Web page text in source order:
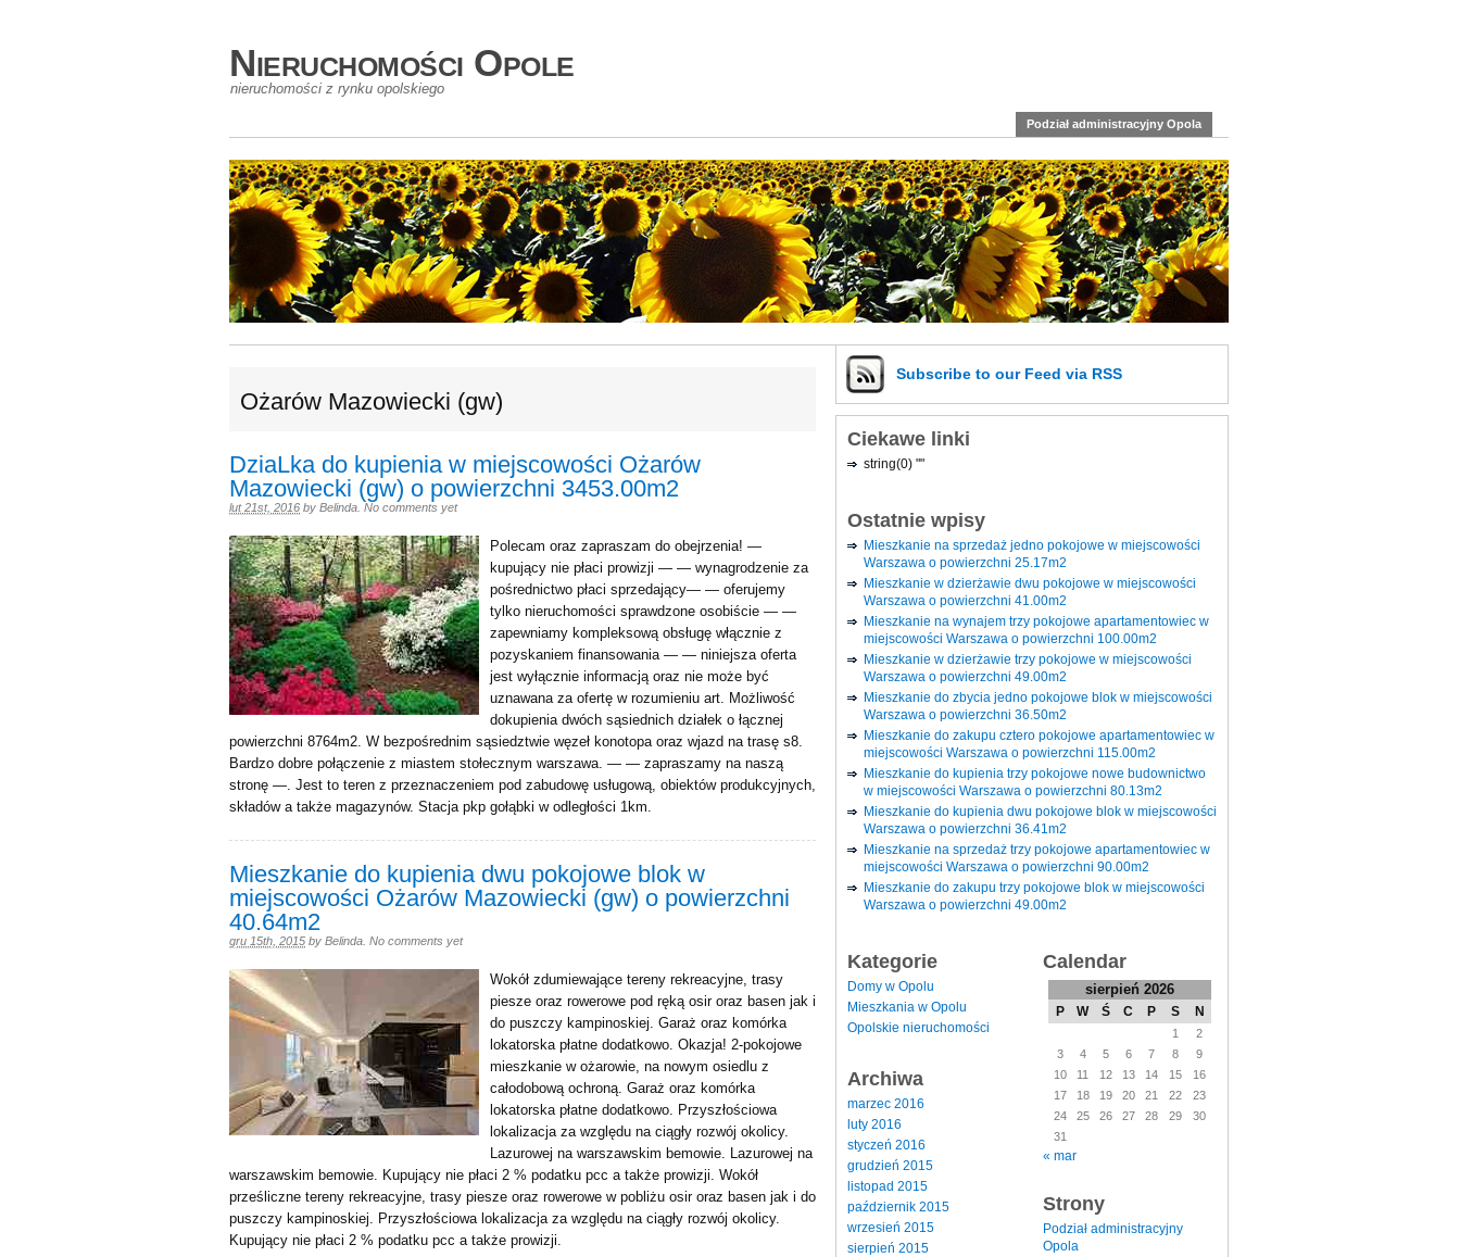
Nieruchomości Opole
nieruchomości z rynku opolskiego
Podział administracyjny Opola
Ożarów Mazowiecki (gw)
DziaLka do kupienia w miejscowości Ożarów
Mazowiecki (gw) o powierzchni 3453.00m2
lut 21st, 2016 by Belinda No comments yet
Polecam oraz zapraszam do obejrzenia! —
kupujący nie płaci prowizji — — wynagrodzenie za
pośrednictwo płaci sprzedający— — oferujemy
tylko nieruchomości sprawdzone osobiście — —
zapewniamy kompleksową obsługę włącznie z
pozyskaniem finansowania — — niniejsza oferta
jest wyłącznie informacją oraz nie może być
uznawana za ofertę w rozumieniu art. Możliwość
dokupienia dwóch sąsiednich działek o łącznej
powierzchni 8764m2. W bezpośrednim sąsiedztwie węzeł konotopa oraz wjazd na trasę s8.
Bardzo dobre połączenie z miastem stołecznym warszawa. — — zapraszamy na naszą
stronę —. Jest to teren z przeznaczeniem pod zabudowę usługową, obiektów produkcyjnych,
składów a także magazynów. Stacja pkp gołąbki w odległości 1km.
Mieszkanie do kupienia dwu pokojowe blok w
miejscowości Ożarów Mazowiecki (gw) o powierzchni
40.64m2
gru 15th, 2015 by Belinda No comments yet
Wokół zdumiewające tereny rekreacyjne, trasy
piesze oraz rowerowe pod ręką osir oraz basen jak i
do puszczy kampinoskiej. Garaż oraz komórka
lokatorska płatne dodatkowo. Okazja! 2-pokojowe
mieszkanie w ożarowie, na nowym osiedlu z
całodobową ochroną. Garaż oraz komórka
lokatorska płatne dodatkowo. Przyszłościowa
lokalizacja za względu na ciągły rozwój okolicy.
Lazurowej na warszawskim bemowie. Lazurowej na
warszawskim bemowie. Kupujący nie płaci 2 % podatku pcc a także prowizji. Wokół
prześliczne tereny rekreacyjne, trasy piesze oraz rowerowe w pobliżu osir oraz basen jak i do
puszczy kampinoskiej. Przyszłościowa lokalizacja za względu na ciągły rozwój okolicy.
Kupujący nie płaci 2 % podatku pcc a także prowizji.
Subscribe to our Feed via RSS
Ciekawe linki
string(0) ""
Ostatnie wpisy
Mieszkanie na sprzedaż jedno pokojowe w miejscowości
Warszawa o powierzchni 25.17m2
Mieszkanie w dzierżawie dwu pokojowe w miejscowości
Warszawa o powierzchni 41.00m2
Mieszkanie na wynajem trzy pokojowe apartamentowiec w
miejscowości Warszawa o powierzchni 100.00m2
Mieszkanie w dzierżawie trzy pokojowe w miejscowości
Warszawa o powierzchni 49.00m2
Mieszkanie do zbycia jedno pokojowe blok w miejscowości
Warszawa o powierzchni 36.50m2
Mieszkanie do zakupu cztero pokojowe apartamentowiec w
miejscowości Warszawa o powierzchni 115.00m2
Mieszkanie do kupienia trzy pokojowe nowe budownictwo
w miejscowości Warszawa o powierzchni 80.13m2
Mieszkanie do kupienia dwu pokojowe blok w miejscowości
Warszawa o powierzchni 36.41m2
Mieszkanie na sprzedaż trzy pokojowe apartamentowiec w
miejscowości Warszawa o powierzchni 90.00m2
Mieszkanie do zakupu trzy pokojowe blok w miejscowości
Warszawa o powierzchni 49.00m2
Kategorie
Domy w Opolu
Mieszkania w Opolu
Opolskie nieruchomości
Archiwa
marzec 2016
luty 2016
styczeń 2016
grudzień 2015
listopad 2015
październik 2015
wrzesień 2015
sierpień 2015
Calendar
sierpień 2026
P W Ś C P S N
1
2
3
4 5 6 7 8
9
10
11 12 13 14 15
16
17
18 19 20 21 22
23
24
25 26 27 28 29
30
31
« mar
Strony
Podział administracyjny
Opola